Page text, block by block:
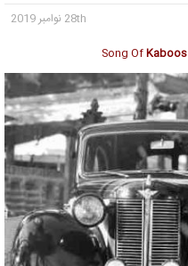
28th نوامبر 2019
Song OfKaboos